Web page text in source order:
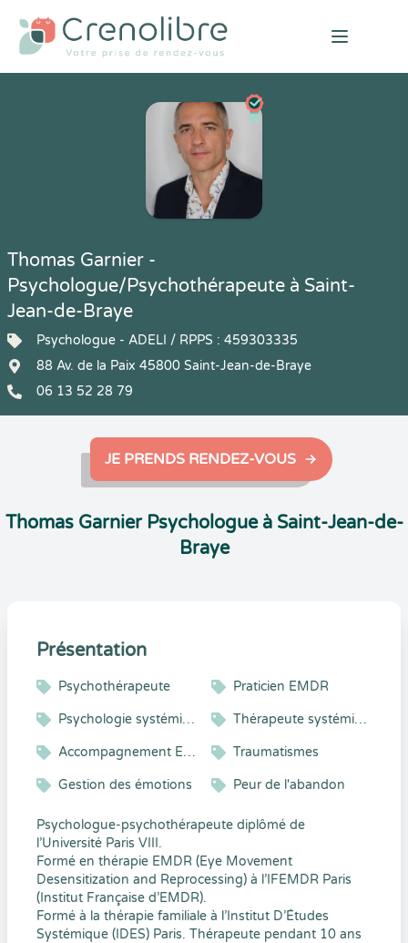
Open
Thomas Garnier -
Psychologue/Psychothérapeute à Saint-
Jean-de-Braye
Psychologue - ADELI / RPPS : 459303335
88 Av. de la Paix 45800 Saint-Jean-de-Braye
06 13 52 28 79
JE PRENDS RENDEZ-VOUS
Thomas Garnier Psychologue à Saint-Jean-de-
Braye
Présentation
Psychothérapeute Praticien EMDR
Psychologie systémique Thérapeute systémique
Accompagnement Enfant et Adolescent Traumatismes
Gestion des émotions Peur de l'abandon
Psychologue-psychothérapeute diplômé de
l’Université Paris VIII.
Formé en thérapie EMDR (Eye Movement
Desensitization and Reprocessing) à l’IFEMDR Paris
(Institut Française d’EMDR).
Formé à la thérapie familiale à l’Institut D’Études
Systémique (IDES) Paris. Thérapeute pendant 10 ans